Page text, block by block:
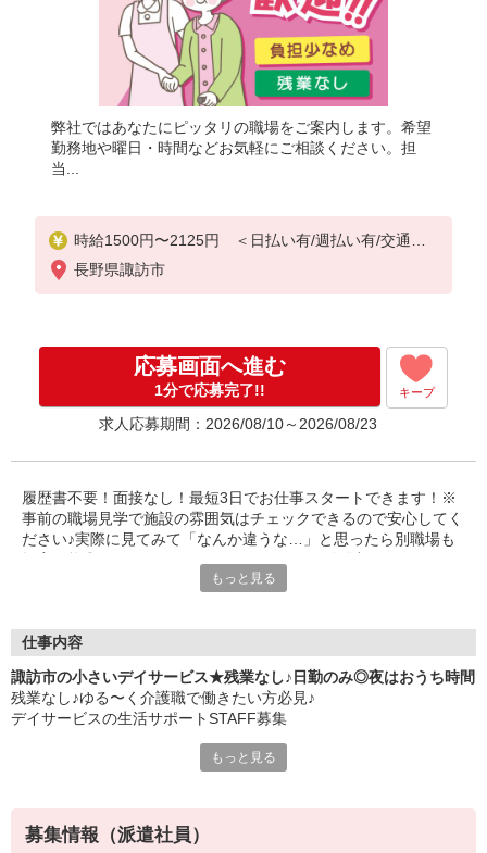
弊社ではあなたにピッタリの職場をご案内します。希望
勤務地や曜日・時間などお気軽にご相談ください。担
当...
時給1500円〜2125円 ＜日払い有/週払い有/交通費
全支給(ガソリン代含む)＞
長野県諏訪市
応募画面へ進む
1分で応募完了!! キープ
求人応募期間：2026/08/10～2026/08/23
履歴書不要！面接なし！最短3日でお仕事スタートできます！※
事前の職場見学で施設の雰囲気はチェックできるので安心してく
ださい♪実際に見てみて「なんか違うな…」と思ったら別職場も
もっと見る
仕事内容
諏訪市の小さいデイサービス★残業なし♪日勤のみ◎夜はおうち時間
残業なし♪ゆる〜く介護職で働きたい方必見♪
デイサービスの生活サポートSTAFF募集
〜ご利用者様のサポート業務〜
運転ができる方は送迎もお願いします。
もっと見る
募集情報（派遣社員）